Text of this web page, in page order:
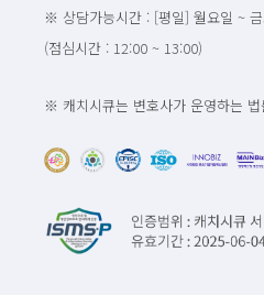
※ 상담가능시간 : [평일] 월요일 ~
(점심시간 : 12:00 ~ 13:00)
※ 캐치시큐는 변호사가 운영하는